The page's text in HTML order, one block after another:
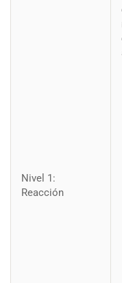
Modelos de
Modelos de
Compendio de
3.10Preguntas de
10
0 Questions
Nivel 1:
Reacción
Edit widget and choose a
Edit widget and choose a